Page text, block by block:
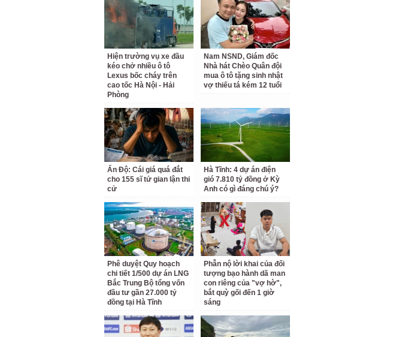
Hiện trường vụ xe đầu
kéo chở nhiều ô tô
Lexus bốc cháy trên
cao tốc Hà Nội - Hải
Phòng
Nam NSND, Giám đốc
Nhà hát Chèo Quân đội
mua ô tô tặng sinh nhật
vợ thiếu tá kém 12 tuổi
Ấn Độ: Cái giá quá đắt
cho 155 sĩ tử gian lận thi
cử
Hà Tĩnh: 4 dự án điện
gió 7.810 tỷ đồng ở Kỳ
Anh có gì đáng chú ý?
Phê duyệt Quy hoạch
chi tiết 1/500 dự án LNG
Bắc Trung Bộ tổng vốn
đầu tư gần 27.000 tỷ
đồng tại Hà Tĩnh
Phẫn nộ lời khai của đối
tượng bạo hành dã man
con riêng của "vợ hờ",
bắt quỳ gối đến 1 giờ
sáng